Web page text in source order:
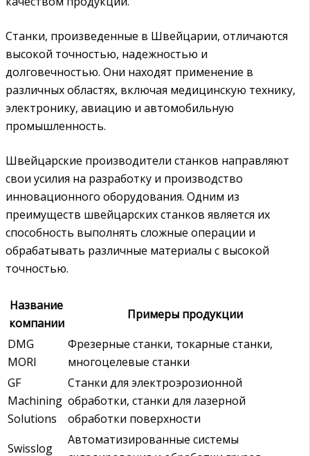
Станки, произведенные в Швейцарии, отличаются
высокой точностью, надежностью и
долговечностью. Они находят применение в
различных областях, включая медицинскую технику,
электронику, авиацию и автомобильную
промышленность.
Швейцарские производители станков направляют
свои усилия на разработку и производство
инновационного оборудования. Одним из
преимуществ швейцарских станков является их
способность выполнять сложные операции и
обрабатывать различные материалы с высокой
точностью.
Название
компании
Примеры продукции
DMG
MORI
Фрезерные станки, токарные станки,
многоцелевые станки
GF
Machining
Solutions
Станки для электроэрозионной
обработки, станки для лазерной
обработки поверхности
Swisslog
Автоматизированные системы